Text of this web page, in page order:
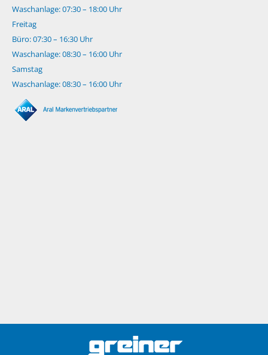
Waschanlage: 07:30 – 18:00 Uhr
Freitag
Büro: 07:30 – 16:30 Uhr
Waschanlage: 08:30 – 16:00 Uhr
Samstag
Waschanlage: 08:30 – 16:00 Uhr